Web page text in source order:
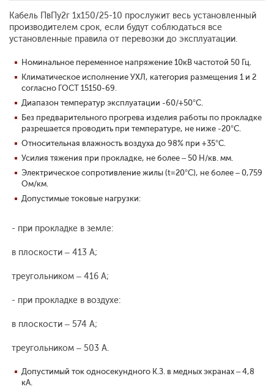
Кабель ПвПу2г 1x150/25-10 прослужит весь установленный
производителем срок, если будут соблюдаться все
установленные правила от перевозки до эксплуатации.
Номинальное переменное напряжение 10кВ частотой 50 Гц.
Климатическое исполнение УХЛ, категория размещения 1 и 2
согласно ГОСТ 15150-69.
Диапазон температур эксплуатации -60/+50°С.
Без предварительного прогрева изделия работы по прокладке
разрешается проводить при температуре, не ниже -20°С.
Относительная влажность воздуха до 98% при +35°С.
Усилия тяжения при прокладке, не более – 50 Н/кв. мм.
Электрическое сопротивление жилы (t=20°С), не более – 0,759
Ом/км.
Допустимые токовые нагрузки:
- при прокладке в земле:
в плоскости – 413 А;
треугольником – 416 А;
- при прокладке в воздухе:
в плоскости – 574 А;
треугольником – 503 А.
Допустимый ток односекундного К.З. в медных экранах – 4,8
кА.